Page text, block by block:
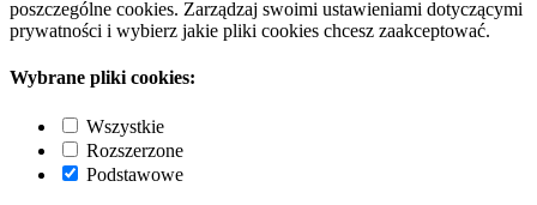
poszczególne cookies. Zarządzaj swoimi ustawieniami dotyczącymi
prywatności i wybierz jakie pliki cookies chcesz zaakceptować.
Wybrane pliki cookies:
Wszystkie
Rozszerzone
Podstawowe